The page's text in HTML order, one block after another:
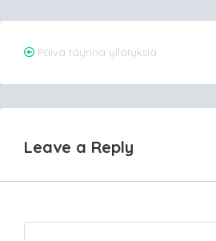
Post
navigation
Päivä täynnä yllätyksiä
Leave a Reply